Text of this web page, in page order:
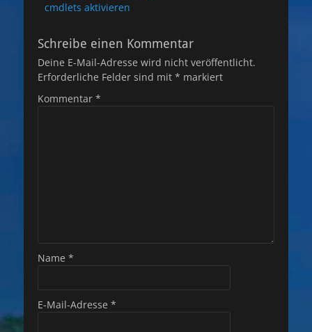
cmdlets aktivieren
Schreibe einen Kommentar
Deine E-Mail-Adresse wird nicht veröffentlicht.
Erforderliche Felder sind mit * markiert
Kommentar *
Name *
E-Mail-Adresse *